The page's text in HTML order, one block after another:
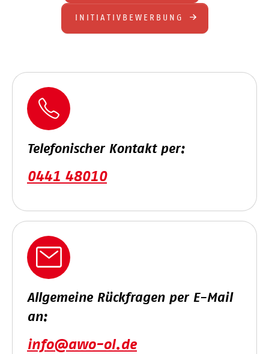
INITIATIVBEWERBUNG
Telefonischer Kontakt per:
0441 48010
Allgemeine Rückfragen per E-Mail
an:
info@awo-ol.de